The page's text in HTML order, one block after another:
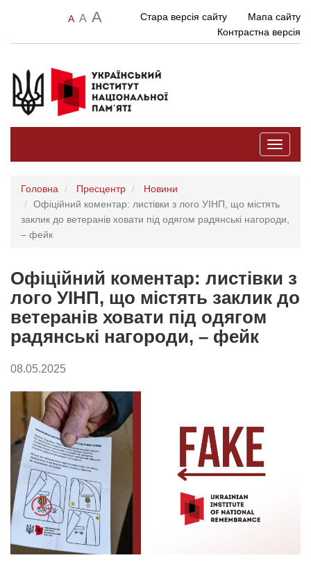
A A A Стара версія сайту
Мапа сайту
Контрастна версія
Toggle
Головна Пресцентр
Новини
Офіційний коментар: листівки з лого УІНП, що містять
заклик до ветеранів ховати під одягом радянські нагороди,
– фейк
Офіційний коментар: листівки з
лого УІНП, що містять заклик до
ветеранів ховати під одягом
радянські нагороди, – фейк
08.05.2025